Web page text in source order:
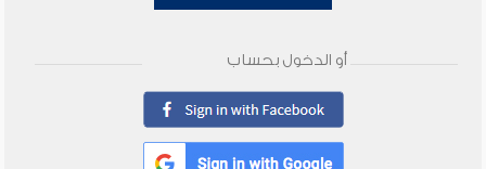
أو الدخول بحساب